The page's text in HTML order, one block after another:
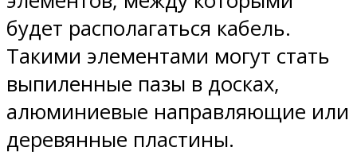
будет располагаться кабель.
Такими элементами могут стать
выпиленные пазы в досках,
алюминиевые направляющие или
деревянные пластины.